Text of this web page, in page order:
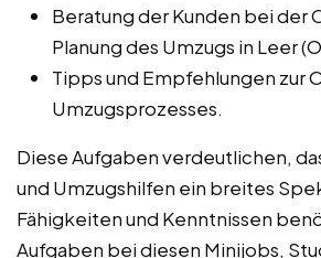
Beratung der Kunden bei der
Planung des Umzugs in Leer
Tipps und Empfehlungen zur
Umzugsprozesses.
Diese Aufgaben verdeutlichen,
und Umzugshilfen ein breites
Fähigkeiten und Kenntnissen
Aufgaben bei diesen Minijobs,